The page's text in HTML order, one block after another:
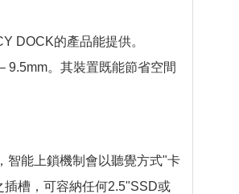
DOCK的產品能提供。
9.5mm。其裝置既能節省空間
智能上鎖機制會以聽覺方式"卡
槽，可容納任何2.5"SSD或